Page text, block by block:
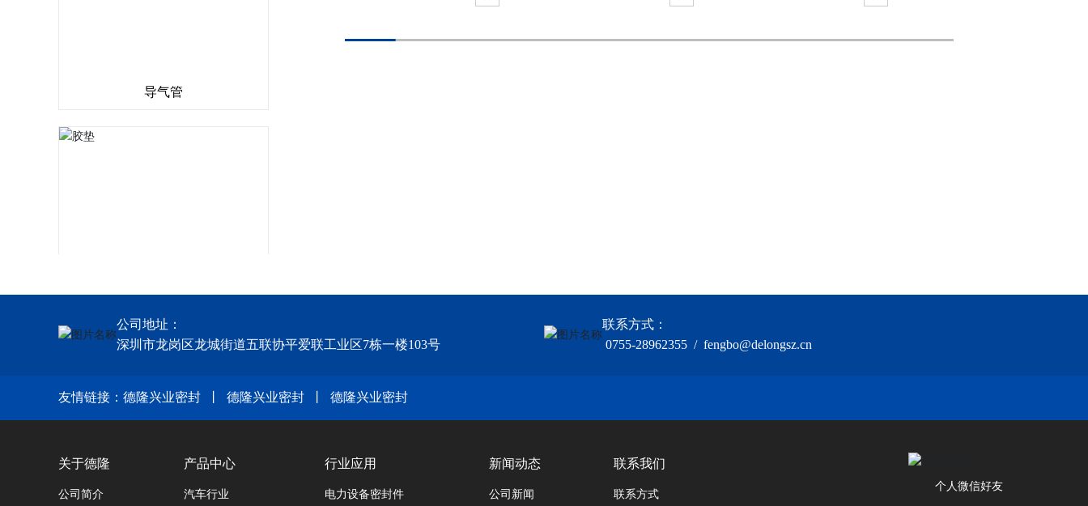
导气管
胶垫
公司地址：
深圳市龙岗区龙城街道五联协平爱联工业区7栋一楼103号
联系方式：
0755-28962355 / fengbo@delongsz.cn
友情链接： 德隆兴业密封 德隆兴业密封 德隆兴业密封
关于德隆
公司简介
产品中心
汽车行业
行业应用
电力设备密封件
新闻动态
公司新闻
联系我们
联系方式
个人微信好友